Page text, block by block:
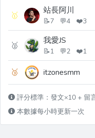
🥇 站長阿川
📝7 💬4 ❤️3
🥈 我愛JS
📝1 💬2 ❤️1
🥉 itzonesmm
評分標準：發文×10 + 留
本數據每小時更新一次